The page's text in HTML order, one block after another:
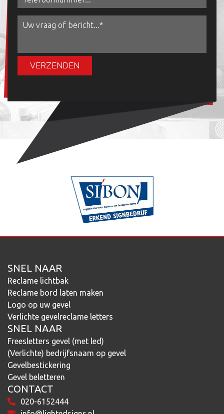
VERZENDEN
SNEL NAAR
Reclame lichtbak
Reclame bord laten maken
Logo op uw gevel
Verlichte gevelreclame letters
SNEL NAAR
Freesletters gevel (met led)
(Verlichte) bedrijfsnaam op gevel
Gevelbestickering
Gevel beletteren
CONTACT
020-6152444